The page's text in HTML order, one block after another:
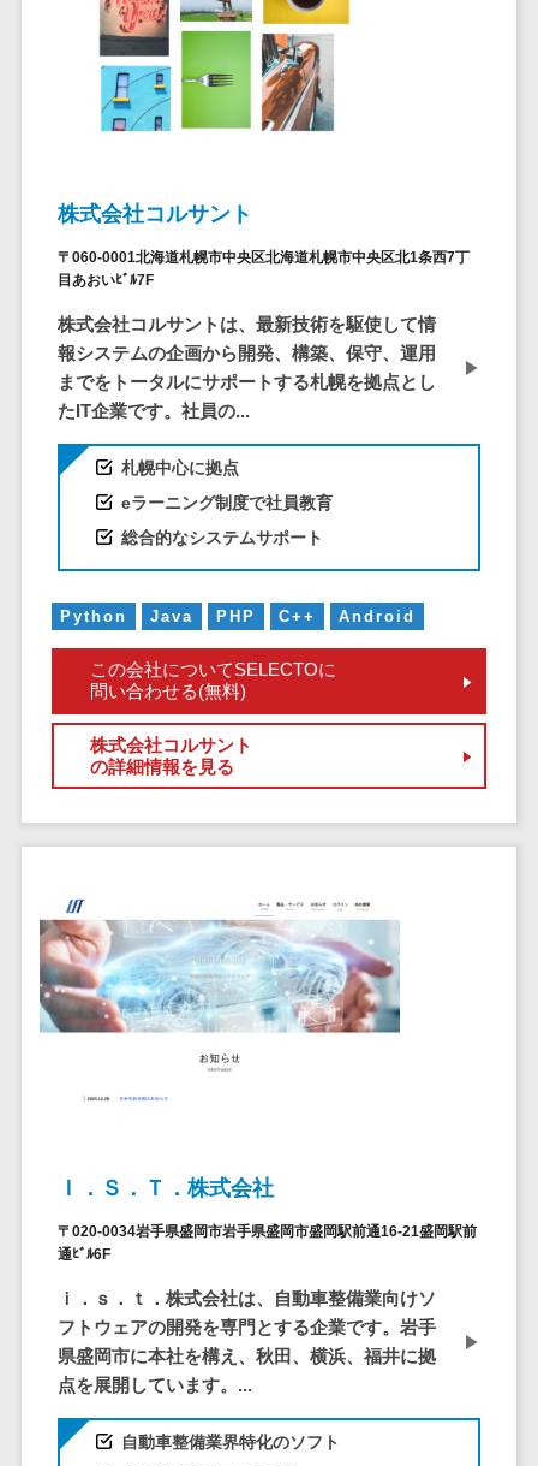
電話認証サービス>
不正検知サービス>
業務標準化ツール>
FAX受信サービス>
BPMツール>
ChatGPTサービス>
ワークフローシステム>
マニュアル作成ツール>
物品管理システム>
物流・流通向け
車両管理システム>
商圏分析ツール>
配送管理システム>
バース予約システム>
運送業務支援システム>
店舗業務支援システム>
配送ルート最適化>
IT点呼サービス>
医療・介護業界向け
オンライン診療システム>
オンコール代行サービス>
ス>
健康診断システム>
診療予約システム>
歯科向け電子カルテ>
問い合わせ管
理システム
遠隔サポート
ツール
コールセンタ
析システム
チャットボッ
FAQシステム
コミュニケー
ション
オンラインス
トレージ（ファ
ファイル転送
サービス
文書管理シス
テム
会議効率化ツ
ール
フィスツール
デジタルサイ
ネージソフト
オンライン校
正ツール
テム
管理ツール
ービス
電子証明書サ
ービス
株式会社コルサント
〒060-0001北海道札幌市中央区北海道札幌市中央区北1条西7丁
目あおいﾋﾞﾙ7F
株式会社コルサントは、最新技術を駆使して情
報システムの企画から開発、構築、保守、運用
までをトータルにサポートする札幌を拠点とし
たIT企業です。社員の...
札幌中心に拠点
eラーニング制度で社員教育
総合的なシステムサポート
Python Java PHP C++ Android
この会社についてSELECTOに
問い合わせる(無料)
株式会社コルサント
の詳細情報を見る
Ｉ．Ｓ．Ｔ．株式会社
〒020-0034岩手県盛岡市岩手県盛岡市盛岡駅前通16-21盛岡駅前
通ﾋﾞﾙ6F
ｉ．ｓ．ｔ．株式会社は、自動車整備業向けソ
フトウェアの開発を専門とする企業です。岩手
県盛岡市に本社を構え、秋田、横浜、福井に拠
点を展開しています。...
自動車整備業界特化のソフト